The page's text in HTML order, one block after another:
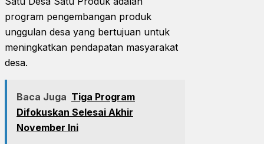
program pengembangan produk
unggulan desa yang bertujuan untuk
meningkatkan pendapatan masyarakat
desa.
Baca Juga Tiga Program
Difokuskan Selesai Akhir
November Ini